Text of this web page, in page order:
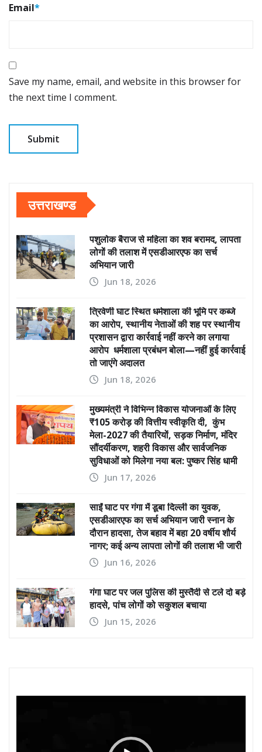
Email*
Save my name, email, and website in this browser for
the next time I comment.
उत्तराखण्ड
पशुलोक बैराज से महिला का शव बरामद, लापता
लोगों की तलाश में एसडीआरएफ का सर्च
अभियान जारी
Jun 18, 2026
त्रिवेणी घाट स्थित धर्मशाला की भूमि पर कब्जे
का आरोप, स्थानीय नेताओं की शह पर स्थानीय
प्रशासन द्वारा कार्रवाई नहीं करने का लगाया
आरोप धर्मशाला प्रबंधन बोला—नहीं हुई कार्रवाई
तो जाएंगे अदालत
Jun 18, 2026
मुख्यमंत्री ने विभिन्न विकास योजनाओं के लिए
₹105 करोड़ की वित्तीय स्वीकृति दी, कुंभ
मेला-2027 की तैयारियों, सड़क निर्माण, मंदिर
सौंदर्यीकरण, शहरी विकास और सार्वजनिक
सुविधाओं को मिलेगा नया बल: पुष्कर सिंह धामी
Jun 17, 2026
साईं घाट पर गंगा में डूबा दिल्ली का युवक,
एसडीआरएफ का सर्च अभियान जारी स्नान के
दौरान हादसा, तेज बहाव में बहा 20 वर्षीय शौर्य
नागर; कई अन्य लापता लोगों की तलाश भी जारी
Jun 16, 2026
गंगा घाट पर जल पुलिस की मुस्तैदी से टले दो बड़े
हादसे, पांच लोगों को सकुशल बचाया
Jun 15, 2026